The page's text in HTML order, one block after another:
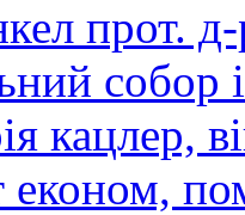
прот.
собор
кацлер,
економ,